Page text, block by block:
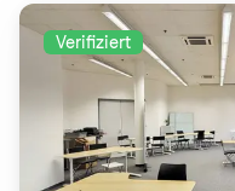
Verifiziert